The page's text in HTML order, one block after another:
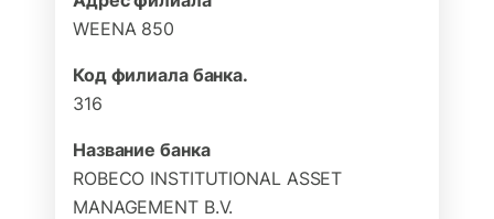
WEENA 850
Код филиала банка.
316
Название банка
ROBECO INSTITUTIONAL ASSET
MANAGEMENT B.V.